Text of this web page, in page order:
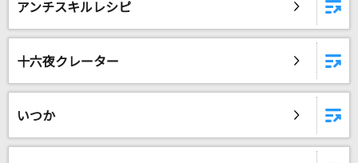
菅田将暉
槇原敬之(Makihara)
アンラブレス
アンチスキルレシピ
十六夜クレーター
いつか